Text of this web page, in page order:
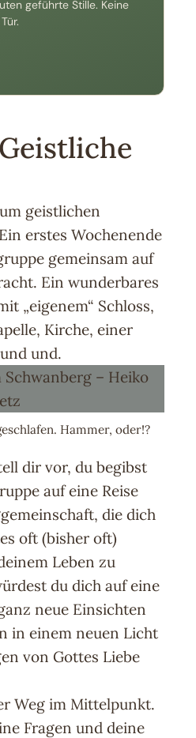
geführte Stille. Keine
geistlichen
erstes Wochenende
gemeinsam auf
Ein wunderbares
„eigenem“ Schloss,
Kirche, einer
und.
Hammer, oder!?
dir vor, du begibst
auf eine Reise
die dich
oft (bisher oft)
Leben zu
du dich auf eine
neue Einsichten
in einem neuen Licht
von Gottes Liebe
Weg im Mittelpunkt.
Fragen und deine